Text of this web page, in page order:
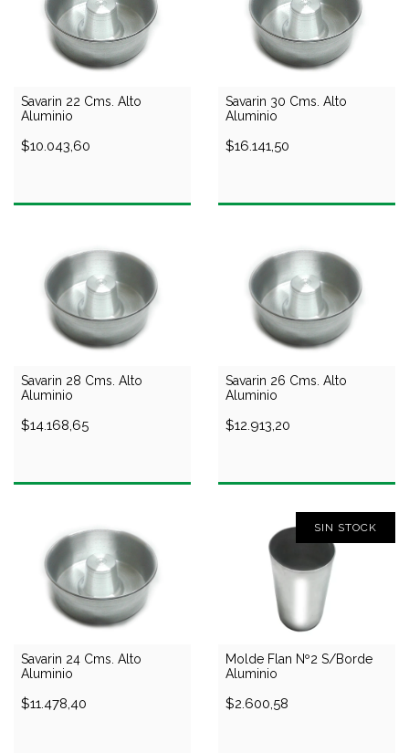
Savarin 22 Cms. Alto
Aluminio
$10.043,60
Savarin 30 Cms. Alto
Aluminio
$16.141,50
Savarin 28 Cms. Alto
Aluminio
$14.168,65
Savarin 26 Cms. Alto
Aluminio
$12.913,20
Savarin 24 Cms. Alto
Aluminio
$11.478,40
SIN STOCK
Molde Flan Nº2 S/Borde
Aluminio
$2.600,58